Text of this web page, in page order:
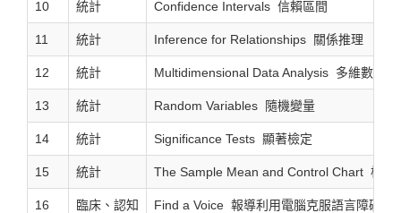
10 統計 Confidence Intervals 信賴區間
11 統計 Inference for Relationships 關係推理
12 統計 Multidimensional Data Analysis 多維數據分
13 統計 Random Variables 隨機變量
14 統計 Significance Tests 顯著檢定
15 統計 The Sample Mean and Control Chart 樣本
16 臨床、認知 Find a Voice 報導利用電腦克服語言障礙